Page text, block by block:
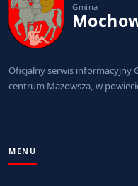
Gmina
Oficjalny serwis informacyjny
centrum Mazowsza, w
MENU